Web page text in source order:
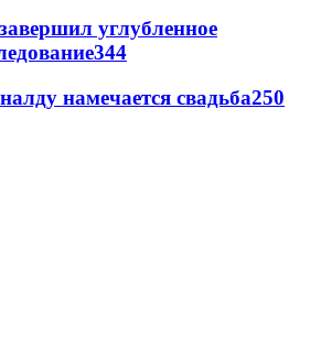
углубленное
344
намечается свадьба250